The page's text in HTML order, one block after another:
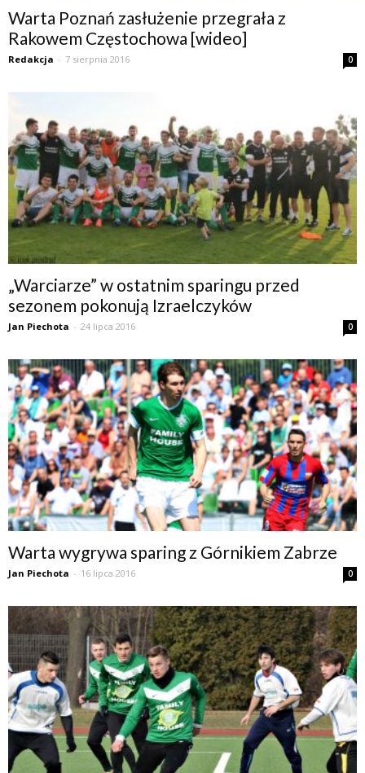
Warta Poznań zasłużenie przegrała z
Rakowem Częstochowa [wideo]
Redakcja - 7 sierpnia 2016 0
„Warciarze” w ostatnim sparingu przed
sezonem pokonują Izraelczyków
Jan Piechota - 24 lipca 2016 0
Warta wygrywa sparing z Górnikiem Zabrze
Jan Piechota - 16 lipca 2016 0